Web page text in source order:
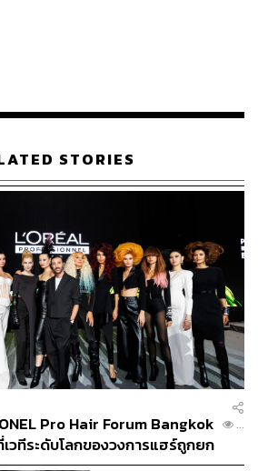
นโยบายการคลังไทยไปทางไหนต่อ
ยนแปลงครั้งใหญ่
ทิศทางการค้า การเงิน และการ
เดิม
ยบายการเงินและการคลัง เพื่อให้
วนของโลก
านการค้าและการลงทุนที่อาจเกิดขึ้น
วหากเราคว้าไว้ไม่ทัน
ยจะสามารถสร้างโอกาสใหม่ๆ
เศรษฐกิจ ด้วยการปรับตัวให้
โลกอย่างทันท่วงที
STORIES
Pro Hair Forum Bangkok
วทีระดับโลกของวงการแฮร์ถูกยก
...